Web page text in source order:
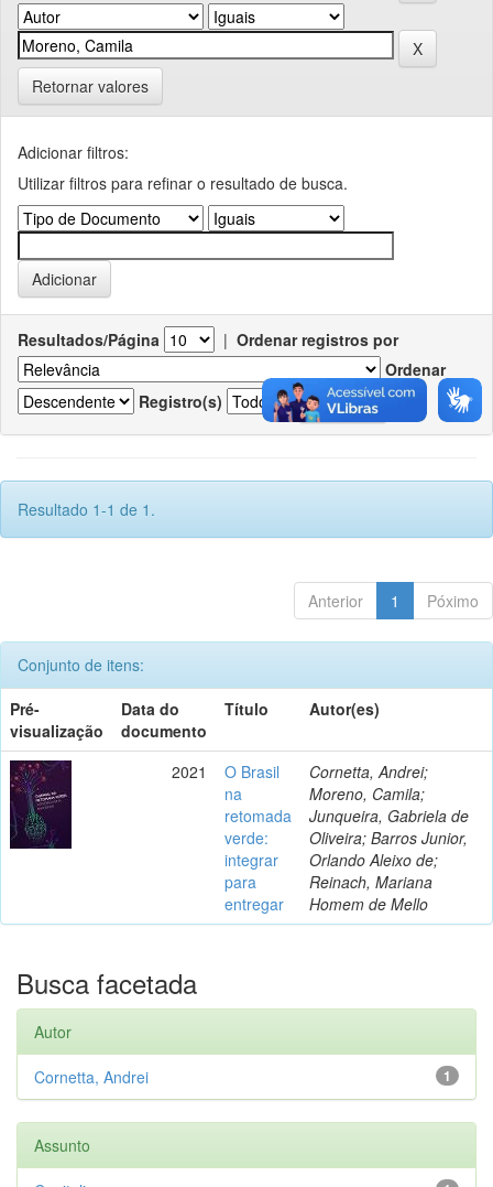
Retornar valores
Adicionar filtros:
Utilizar filtros para refinar o resultado de busca.
Resultados/Página | Ordenar registros por
Ordenar
Registro(s)
Resultado 1-1 de 1.
Anterior 1 Póximo
Conjunto de itens:
Pré-
visualização
Data do
documento
Título Autor(es)
2021
O Brasil
na
retomada
verde:
integrar
para
entregar
Cornetta, Andrei;
Moreno, Camila;
Junqueira, Gabriela de
Oliveira; Barros Junior,
Orlando Aleixo de;
Reinach, Mariana
Homem de Mello
Busca facetada
Autor
1
Cornetta, Andrei
Assunto